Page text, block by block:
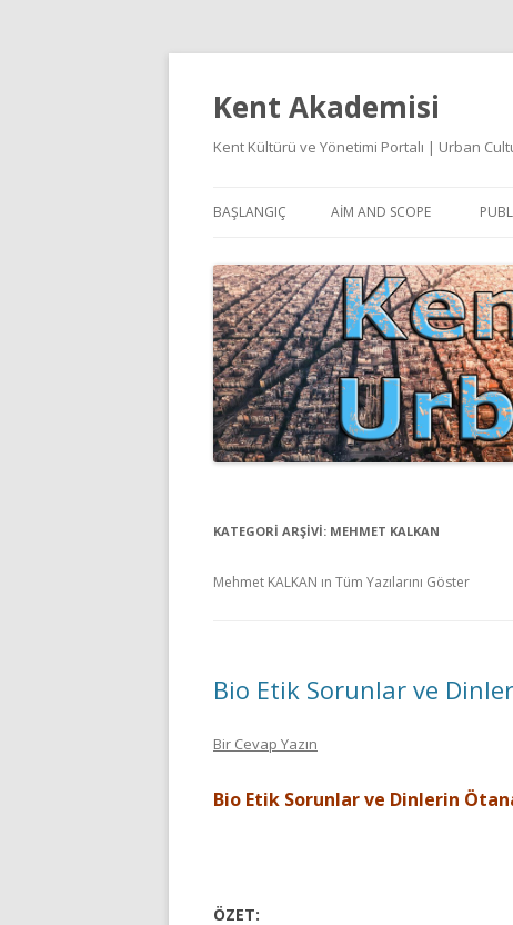
Kent Akademisi
Kent Kültürü ve Yönetimi Portalı | Urban
BAŞLANGIÇ AIM AND SCOPE
KATEGORI ARŞIVI: MEHMET KALKAN
Mehmet KALKAN ın Tüm Yazılarını Göster
Bio Etik Sorunlar ve
Bir Cevap Yazın
Bio Etik Sorunlar ve Dinlerin
ÖZET: